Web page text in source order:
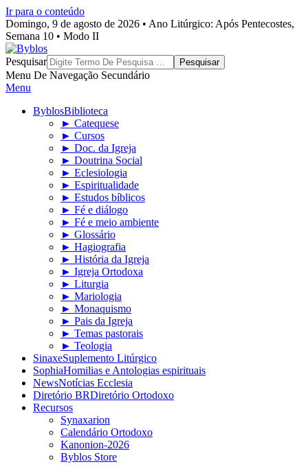
Ir para o conteúdo
Domingo, 9 de agosto de 2026 • Ano Litúrgico: Após Pentecostes,
Semana 10 • Modo II
Byblos
Pesquisar
Menu De Navegação Secundário
Menu
ByblosBiblioteca
► Catequese
► Cursos
► Doc. da Igreja
► Doutrina Social
► Eclesiologia
► Espiritualidade
► Estudos bíblicos
► Fé e diálogo
► Fé e meio ambiente
► Glossário
► Hagiografia
► História da Igreja
► Igreja Ortodoxa
► Liturgia
► Mariologia
► Monaquismo
► Pais da Igreja
► Temas pastorais
► Teologia
SinaxeSuplemento Litúrgico
SophiaHomilias e Antologias espirituais
NewsNotícias Ecclesia
Diretório BRDiretório Ortodoxo
Recursos
Synaxarion
Calendário Ortodoxo
Kanonion-2026
Byblos Store